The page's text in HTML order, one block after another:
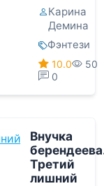
Карина
Демина
Фэнтези
10.0
50
0
Внучка
Третий
лишний